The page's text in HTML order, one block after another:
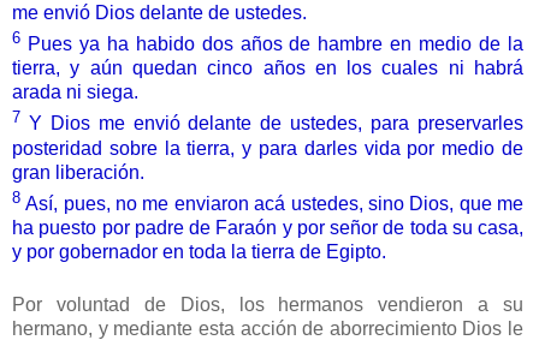
me envió Dios delante de ustedes.
6 Pues ya ha habido dos años de hambre en medio de la
tierra, y aún quedan cinco años en los cuales ni habrá
arada ni siega.
7 Y Dios me envió delante de ustedes, para preservarles
posteridad sobre la tierra, y para darles vida por medio de
gran liberación.
8 Así, pues, no me enviaron acá ustedes, sino Dios, que me
ha puesto por padre de Faraón y por señor de toda su casa,
y por gobernador en toda la tierra de Egipto.
Por voluntad de Dios, los hermanos vendieron a su
hermano, y mediante esta acción de aborrecimiento Dios le